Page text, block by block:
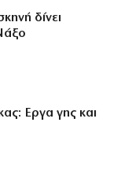
δίνει
Εργα γης και